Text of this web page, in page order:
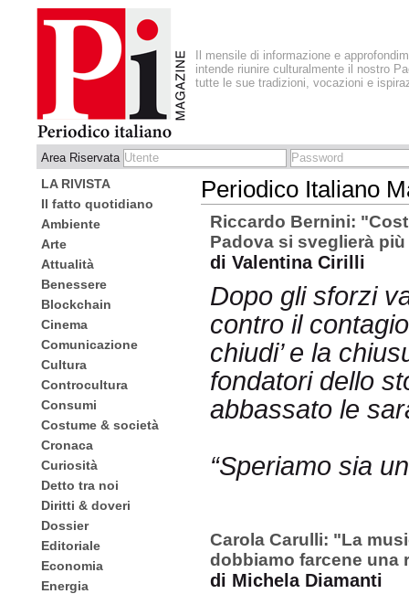
Il mensile di informazione e
intende riunire culturalmente il nostro
tutte le sue tradizioni, vocazioni e
Area Riservata
LA RIVISTA
Il fatto quotidiano
Ambiente
Arte
Attualità
Benessere
Blockchain
Cinema
Comunicazione
Cultura
Controcultura
Consumi
Costume & società
Cronaca
Curiosità
Detto tra noi
Diritti & doveri
Dossier
Editoriale
Economia
Energia
Periodico Italiano
Riccardo Bernini:
Padova si sveglierà
di Valentina Cirilli
Dopo gli sforzi
contro il
chiudi’ e la
fondatori dello
abbassato le
“Speriamo sia
Carola Carulli: "La
dobbiamo farcene una
di Michela Diamanti